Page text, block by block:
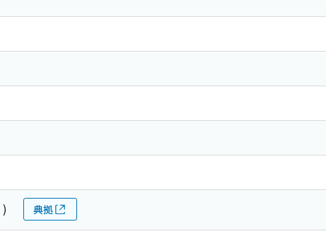
) 典拠